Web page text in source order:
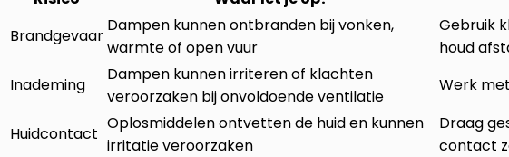
Brandgevaar
Dampen kunnen ontbranden bij vonken,
warmte of open vuur
Gebruik
houd
Inademing
Dampen kunnen irriteren of klachten
veroorzaken bij onvoldoende ventilatie
Werk
Huidcontact
Oplosmiddelen ontvetten de huid en kunnen
irritatie veroorzaken
Draag
contact